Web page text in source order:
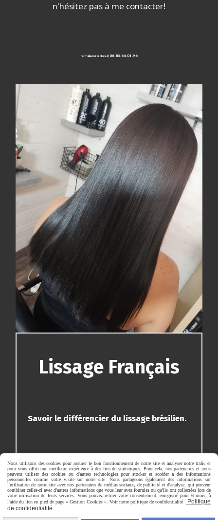
n'hésitez pas à me contacter!
formati[email protected] 06.83.64.01.96
Lissage Français
Savoir le différencier du lissage brésilien.
Connaître le protocole ,les tarifs et marge.
Savoir proposer
Nous utilisons des cookies pour assurer le bon fonctionnement de notre site et analyser notre trafic et
pour vous offrir une meilleure expérience à des fins de statistiques. Pour cela, nos partenaires et nous
peuvent utiliser des cookies ou d'autres technologies pour stocker et accéder à des informations
personnelles comme votre visite sur notre site. Nous partageons également des informations sur
l'utilisation de notre site avec nos partenaires de médias sociaux, de publicité et d'analyse, qui peuvent
combiner celles-ci avec d'autres informations que vous leur avez fournies ou qu'ils ont collectées lors de
votre utilisation de leurs services. Vous pouvez retirer votre consentement, enregistré pour 6 mois, à
l'aide du lien en pied de page « Gestion Cookies ». Voir notre politique de confidentialité : Politique
de confidentialité